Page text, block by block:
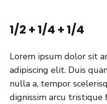
1/2 + 1/4 + 1/4
Lorem ipsum dolor sit
adipiscing elit. Duis
nulla a, tempor
dignissim arcu